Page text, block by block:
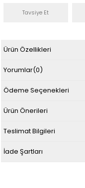
Tavsiye Et
Ürün Özellikleri
Yorumlar(0)
Ödeme Seçenekleri
Ürün Önerileri
Teslimat Bilgileri
İade Şartları